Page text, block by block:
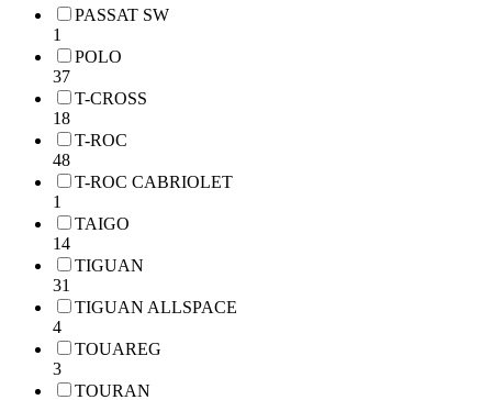
PASSAT SW
1
POLO
37
T-CROSS
18
T-ROC
48
T-ROC CABRIOLET
1
TAIGO
14
TIGUAN
31
TIGUAN ALLSPACE
4
TOUAREG
3
TOURAN